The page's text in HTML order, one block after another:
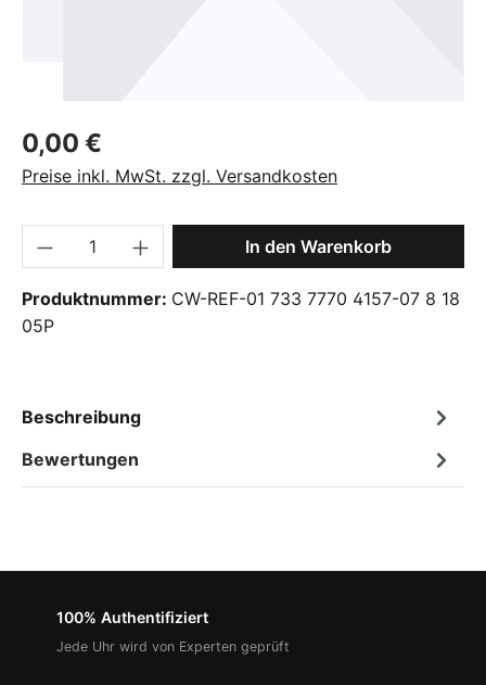
Regulärer Preis:
0,00 €
Preise inkl. MwSt. zzgl. Versandkosten
Produkt Anzahl: Gib den gewünschten
In den Warenkorb
Produktnummer: CW-REF-01 733 7770 4157-07 8 18
05P
Beschreibung
Bewertungen
100% Authentifiziert
Jede Uhr wird von Experten geprüft